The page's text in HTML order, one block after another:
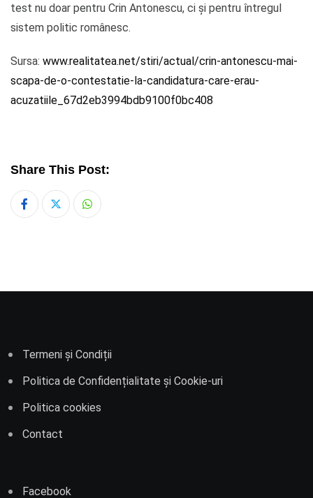
test nu doar pentru Crin Antonescu, ci și pentru întregul
sistem politic românesc.
Sursa: www.realitatea.net/stiri/actual/crin-antonescu-mai-
scapa-de-o-contestatie-la-candidatura-care-erau-
acuzatiile_67d2eb3994bdb9100f0bc408
Share This Post:
Whatsapp
Termeni și Condiții
Politica de Confidențialitate și Cookie-uri
Politica cookies
Contact
Facebook